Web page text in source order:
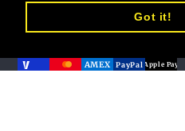
Got it!
MOYENS DE PAIEMENT
AMEX PayPalApple Pay